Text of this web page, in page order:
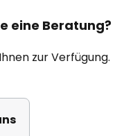
eine Beratung?
zur Verfügung.